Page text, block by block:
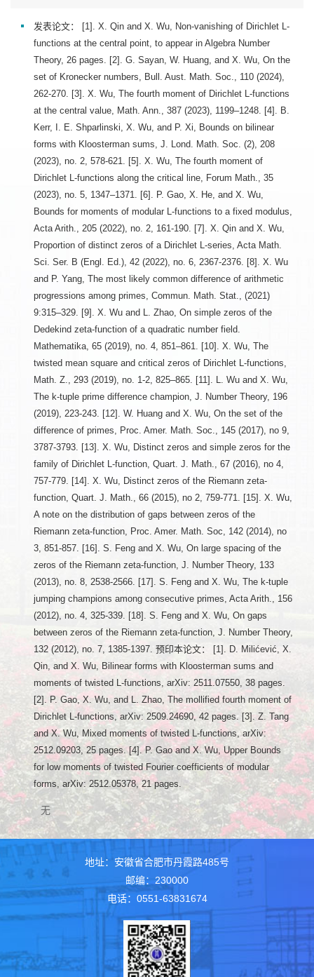
发表论文： [1]. X. Qin and X. Wu, Non-vanishing of Dirichlet L-
functions at the central point, to appear in Algebra Number
Theory, 26 pages. [2]. G. Sayan, W. Huang, and X. Wu, On the
set of Kronecker numbers, Bull. Aust. Math. Soc., 110 (2024),
262-270. [3]. X. Wu, The fourth moment of Dirichlet L-functions
at the central value, Math. Ann., 387 (2023), 1199–1248. [4]. B.
Kerr, I. E. Shparlinski, X. Wu, and P. Xi, Bounds on bilinear
forms with Kloosterman sums, J. Lond. Math. Soc. (2), 208
(2023), no. 2, 578-621. [5]. X. Wu, The fourth moment of
Dirichlet L-functions along the critical line, Forum Math., 35
(2023), no. 5, 1347–1371. [6]. P. Gao, X. He, and X. Wu,
Bounds for moments of modular L-functions to a fixed modulus,
Acta Arith., 205 (2022), no. 2, 161-190. [7]. X. Qin and X. Wu,
Proportion of distinct zeros of a Dirichlet L-series, Acta Math.
Sci. Ser. B (Engl. Ed.), 42 (2022), no. 6, 2367-2376. [8]. X. Wu
and P. Yang, The most likely common difference of arithmetic
progressions among primes, Commun. Math. Stat., (2021)
9:315–329. [9]. X. Wu and L. Zhao, On simple zeros of the
Dedekind zeta-function of a quadratic number field.
Mathematika, 65 (2019), no. 4, 851–861. [10]. X. Wu, The
twisted mean square and critical zeros of Dirichlet L-functions,
Math. Z., 293 (2019), no. 1-2, 825–865. [11]. L. Wu and X. Wu,
The k-tuple prime difference champion, J. Number Theory, 196
(2019), 223-243. [12]. W. Huang and X. Wu, On the set of the
difference of primes, Proc. Amer. Math. Soc., 145 (2017), no 9,
3787-3793. [13]. X. Wu, Distinct zeros and simple zeros for the
family of Dirichlet L-function, Quart. J. Math., 67 (2016), no 4,
757-779. [14]. X. Wu, Distinct zeros of the Riemann zeta-
function, Quart. J. Math., 66 (2015), no 2, 759-771. [15]. X. Wu,
A note on the distribution of gaps between zeros of the
Riemann zeta-function, Proc. Amer. Math. Soc, 142 (2014), no
3, 851-857. [16]. S. Feng and X. Wu, On large spacing of the
zeros of the Riemann zeta-function, J. Number Theory, 133
(2013), no. 8, 2538-2566. [17]. S. Feng and X. Wu, The k-tuple
jumping champions among consecutive primes, Acta Arith., 156
(2012), no. 4, 325-339. [18]. S. Feng and X. Wu, On gaps
between zeros of the Riemann zeta-function, J. Number Theory,
132 (2012), no. 7, 1385-1397. 预印本论文： [1]. D. Milićević, X.
Qin, and X. Wu, Bilinear forms with Kloosterman sums and
moments of twisted L-functions, arXiv: 2511.07550, 38 pages.
[2]. P. Gao, X. Wu, and L. Zhao, The mollified fourth moment of
Dirichlet L-functions, arXiv: 2509.24690, 42 pages. [3]. Z. Tang
and X. Wu, Mixed moments of twisted L-functions, arXiv:
2512.09203, 25 pages. [4]. P. Gao and X. Wu, Upper Bounds
for low moments of twisted Fourier coefficients of modular
forms, arXiv: 2512.05378, 21 pages.
无
地址：安徽省合肥市丹霞路485号
邮编：230000
电话：0551-63831674